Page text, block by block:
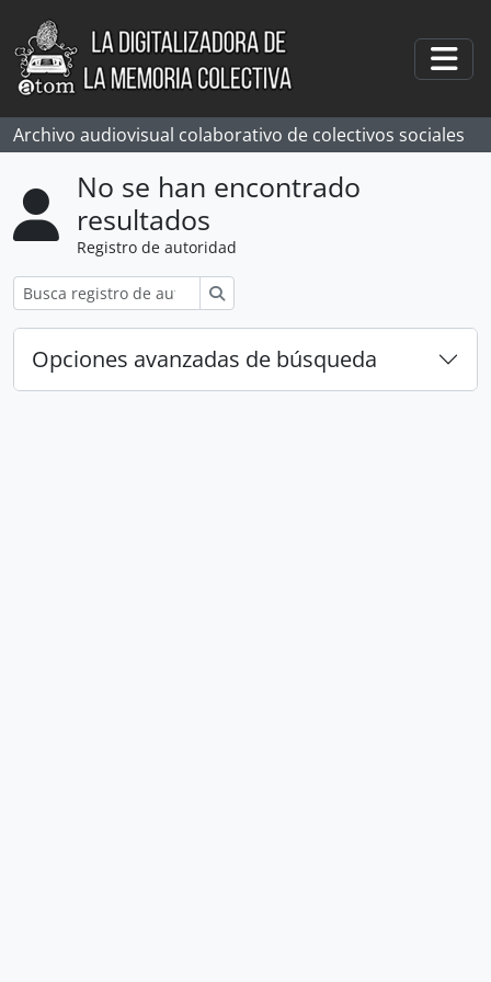
Skip to main content
Archivo audiovisual colaborativo de colectivos sociales
No se han encontrado
resultados
Registro de autoridad
Opciones avanzadas de búsqueda